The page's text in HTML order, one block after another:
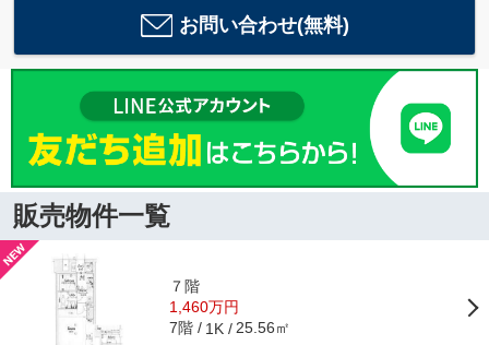
お問い合わせ(無料)
販売物件一覧
７階
1,460万円
7階 1K 25.56㎡